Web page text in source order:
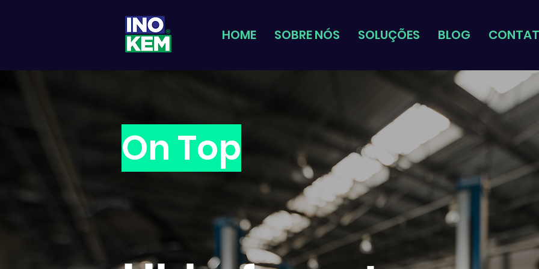
HOME SOBRE NÓS SOLUÇÕES BLOG
On Top